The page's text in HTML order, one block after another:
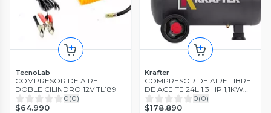
TecnoLab
COMPRESOR DE AIRE
DOBLE CILINDRO 12V TL189
0(0)
$64.990
Krafter
COMPRESOR DE AIRE LIBRE
DE ACEITE 24L 1.3 HP 1,1KW
KRAFTER
0(0)
$178.890